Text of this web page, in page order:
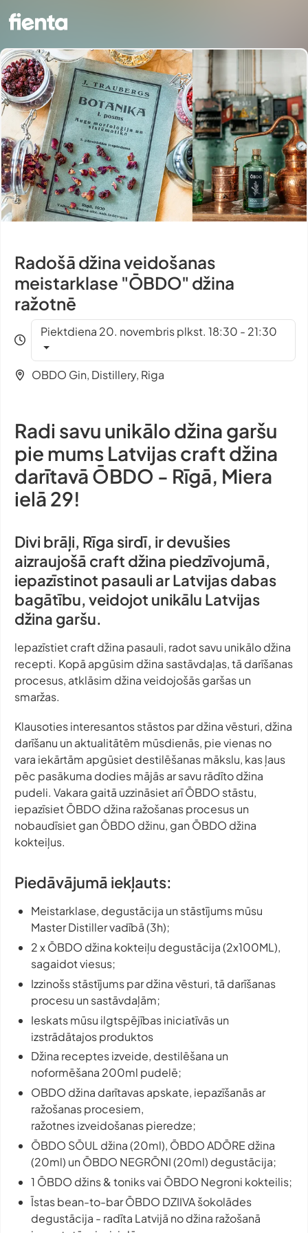
Radošā džina veidošanas
meistarklase "ŌBDO" džina
ražotnē
Piektdiena 20. novembris plkst. 18:30 - 21:30
OBDO Gin, Distillery, Riga
Radi savu unikālo džina garšu
pie mums Latvijas craft džina
darītavā ŌBDO - Rīgā, Miera
ielā 29!
Divi brāļi, Rīga sirdī, ir devušies
aizraujošā craft džina piedzīvojumā,
iepazīstinot pasauli ar Latvijas dabas
bagātību, veidojot unikālu Latvijas
džina garšu.
lepazīstietcraftdžina pasauli, radot savu unikālo džina
recepti. Kopā apgūsim džina sastāvdaļas, tā darīšanas
procesus, atklāsim džina veidojošās garšas un
smaržas.
Klausoties interesantos stāstos par džina vēsturi, džina
darīšanu un aktualitātēm mūsdienās, pie vienas no
vara iekārtām apgūsiet destilēšanas mākslu, kas ļaus
pēc pasākuma dodies mājās ar savu rādīto džina
pudeli. Vakara gaitā uzzināsiet arī ŌBDO stāstu,
iepazīsiet ŌBDO džina ražošanas procesus un
nobaudīsiet gan ŌBDO džinu, gan ŌBDO džina
kokteiļus.
Piedāvājumā iekļauts:
Meistarklase, degustācija un stāstījums mūsu
Master Distillervadībā (3h);
2 x ŌBDO džina kokteiļu degustācija (2x100ML),
sagaidot viesus;
Izzinošs stāstījums par džina vēsturi, tā darīšanas
procesu un sastāvdaļām;
Ieskats mūsu ilgtspējības iniciatīvās un
izstrādātajos produktos
Džina receptes izveide, destilēšana un
noformēšana 200ml pudelē;
OBDO džina darītavas apskate, iepazīšanās ar
ražošanas procesiem,
ražotnes izveidošanas pieredze;
ŌBDO SŌUL džina (20ml), ŌBDO ADŌRE džina
(20ml) un ŌBDO NEGRŌNI (20ml) degustācija;
1 ŌBDO džins & toniks vai ŌBDO Negroni kokteilis;
Īstasbean-to-barŌBDO DZIIVA šokolādes
degustācija - radīta Latvijā no džina ražošanā